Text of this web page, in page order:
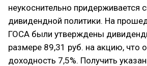
неукоснительно придерживается
дивидендной политики. На
ГОСА были утверждены
размере 89,31 руб. на акцию, что
доходность 7,5%. Получить